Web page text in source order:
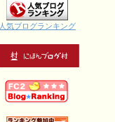
人気ブログランキング